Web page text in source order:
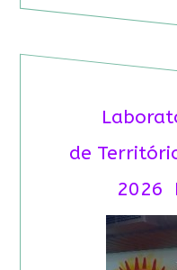
de
2026